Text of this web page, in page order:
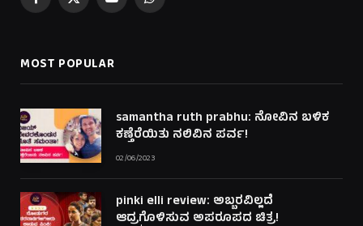
Facebook
X
YouTubeWhatsApp
MOST POPULAR
samantha ruth prabhu: ನೋವಿನ ಬಳಿಕ
ಕಣ್ತೆರೆಯಿತು ನಲಿವಿನ ಪರ್ವ!
02/06/2023
pinki elli review: ಅಬ್ಬರವಿಲ್ಲದೆ
ಆದ್ರ್ರಗೊಳಿಸುವ ಅಪರೂಪದ ಚಿತ್ರ!